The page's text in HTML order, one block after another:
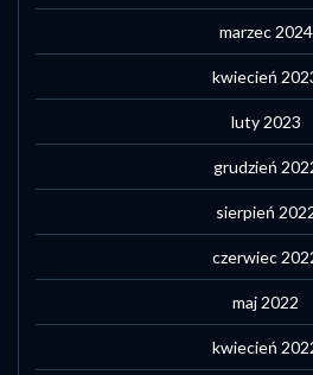
marzec 2024
kwiecień
luty 2023
grudzień
sierpień
czerwiec
maj 2022
kwiecień